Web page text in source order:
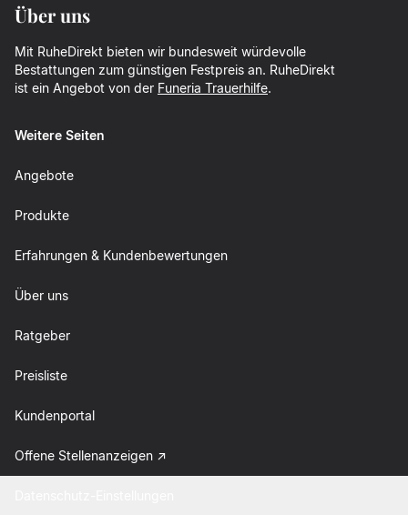
Über uns
Mit RuheDirekt bieten wir bundesweit würdevolle
Bestattungen zum günstigen Festpreis an. RuheDirekt
ist ein Angebot von der Funeria Trauerhilfe.
Weitere Seiten
Angebote
Produkte
Erfahrungen & Kundenbewertungen
Über uns
Ratgeber
Preisliste
Kundenportal
Offene Stellenanzeigen